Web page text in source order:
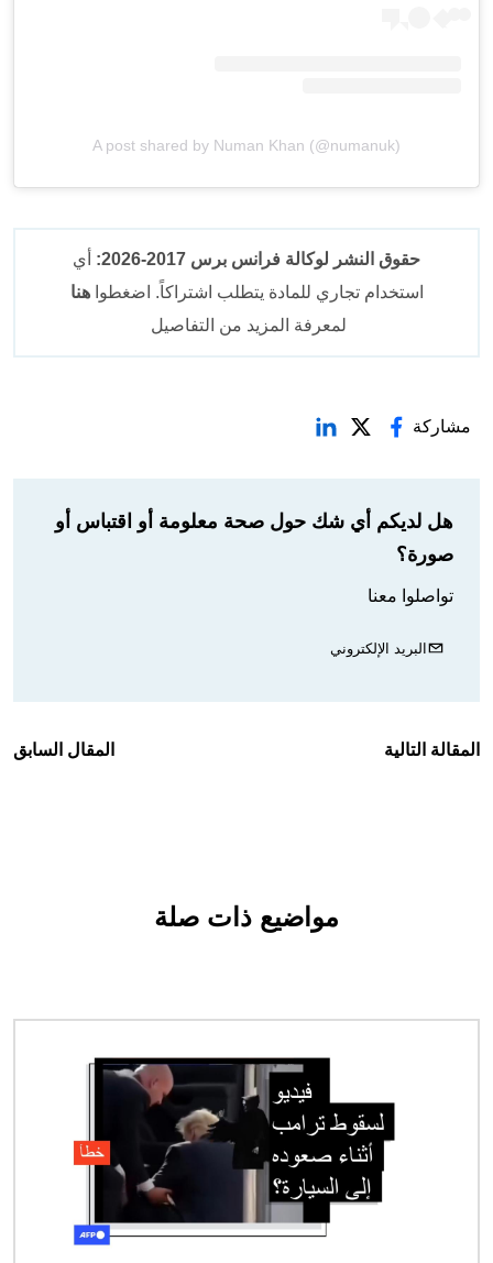
A post shared by Numan Khan (@numanuk)
حقوق النشر لوكالة فرانس برس 2017-2026:
أي
استخدام تجاري للمادة يتطلب اشتراكاً. اضغطواهنا
لمعرفة المزيد من التفاصيل
مشاركة
هل لديكم أي شك حول صحة معلومة أو اقتباس أو
صورة؟
تواصلوا معنا
البريد الإلكتروني
المقالة التالية المقال السابق
مواضيع ذات صلة